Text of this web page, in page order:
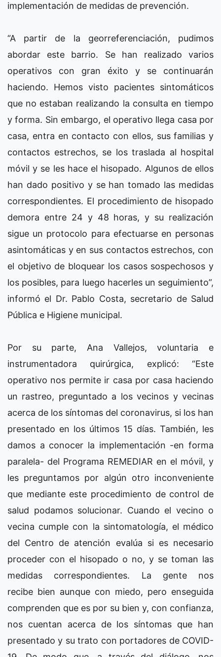
implementación de medidas de prevención.
“A partir de la georreferenciación, pudimos
abordar este barrio. Se han realizado varios
operativos con gran éxito y se continuarán
haciendo. Hemos visto pacientes sintomáticos
que no estaban realizando la consulta en tiempo
y forma. Sin embargo, el operativo llega casa por
casa, entra en contacto con ellos, sus familias y
contactos estrechos, se los traslada al hospital
móvil y se les hace el hisopado. Algunos de ellos
han dado positivo y se han tomado las medidas
correspondientes. El procedimiento de hisopado
demora entre 24 y 48 horas, y su realización
sigue un protocolo para efectuarse en personas
asintomáticas y en sus contactos estrechos, con
el objetivo de bloquear los casos sospechosos y
los posibles, para luego hacerles un seguimiento”,
informó el Dr. Pablo Costa, secretario de Salud
Pública e Higiene municipal.
Por su parte, Ana Vallejos, voluntaria e
instrumentadora quirúrgica, explicó: “Este
operativo nos permite ir casa por casa haciendo
un rastreo, preguntado a los vecinos y vecinas
acerca de los síntomas del coronavirus, si los han
presentado en los últimos 15 días. También, les
damos a conocer la implementación -en forma
paralela- del Programa REMEDIAR en el móvil, y
les preguntamos por algún otro inconveniente
que mediante este procedimiento de control de
salud podamos solucionar. Cuando el vecino o
vecina cumple con la sintomatología, el médico
del Centro de atención evalúa si es necesario
proceder con el hisopado o no, y se toman las
medidas correspondientes. La gente nos
recibe bien aunque con miedo, pero enseguida
comprenden que es por su bien y, con confianza,
nos cuentan acerca de los síntomas que han
presentado y su trato con portadores de COVID-